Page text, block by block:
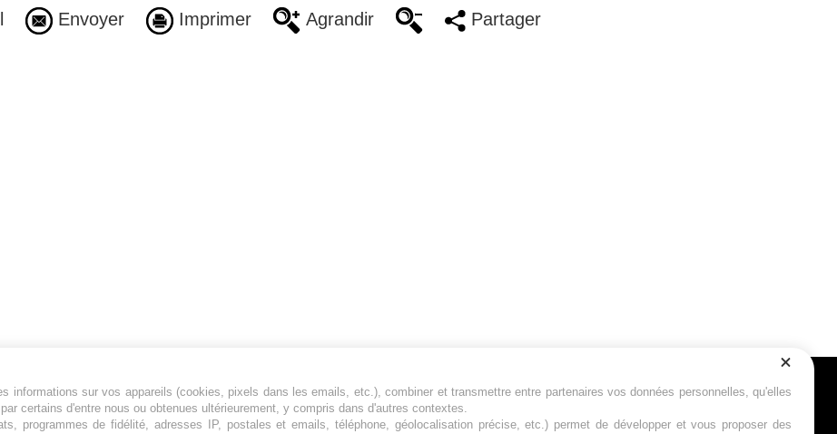
Envoyer Imprimer Agrandir Partager
Jeunesfooteux est un média sportif qui traite
principalement de l'actualité de la Ligue 1 et
Suivez-nous
informations sur vos appareils (cookies, pixels dans les emails, etc.), combiner et transmettre entre partenaires vos données personnelles, qu'elles
certains d'entre nous ou obtenues ultérieurement, y compris dans d'autres contextes.
programmes de fidélité, adresses IP, postales et emails, téléphone, géolocalisation précise, etc.) permet de développer et vous proposer des